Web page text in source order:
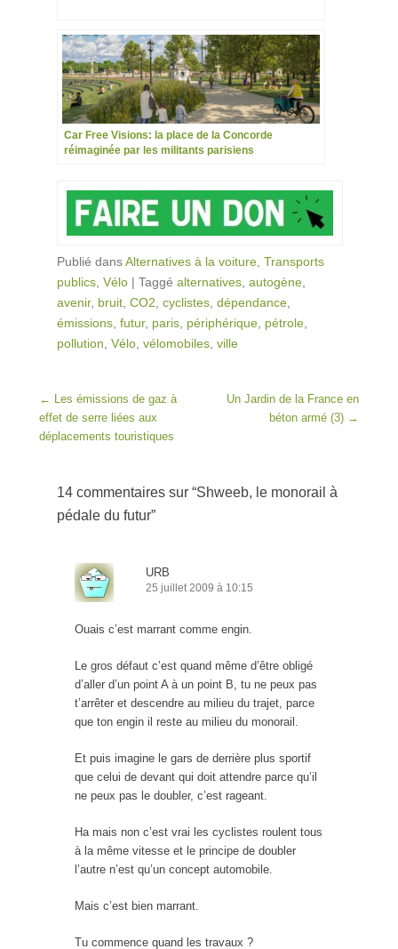
Car Free Visions: la place de la Concorde
réimaginée par les militants parisiens
Publié dansAlternatives à la voiture Transports
publics Vélo | Taggé alternatives autogène
avenir, bruit CO2 cyclistes dépendance
émissions futur, paris périphérique pétrole
pollution Vélo vélomobiles ville
Post navigation
← Les émissions de gaz à
effet de serre liées aux
déplacements touristiques
Un Jardin de la France en
béton armé (3) →
14 commentaires sur “Shweeb, le monorail à
pédale du futur”
URB
25 juillet 2009 à 10:15
Ouais c’est marrant comme engin.
Le gros défaut c’est quand même d’être obligé
d’aller d’un point A à un point B, tu ne peux pas
t’arrêter et descendre au milieu du trajet, parce
que ton engin il reste au milieu du monorail.
Et puis imagine le gars de derrière plus sportif
que celui de devant qui doit attendre parce qu’il
ne peux pas le doubler, c’est rageant.
Ha mais non c’est vrai les cyclistes roulent tous
à la même vitesse et le principe de doubler
l’autre n’est qu’un concept automobile.
Mais c’est bien marrant.
Tu commence quand les travaux ?